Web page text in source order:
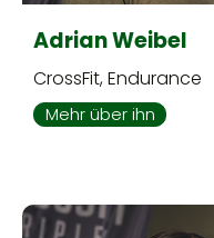
Adrian Weibel
CrossFit, Endurance
Mehr über ihn